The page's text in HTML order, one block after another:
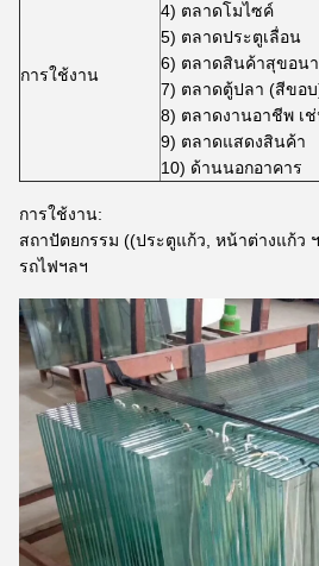
การใช้งาน
4) ตลาดโมไซค์
5) ตลาดประตูเลื่อน
6) ตลาดสินค้าสุขอน
7) ตลาดตู้ปลา (สีขอ
8) ตลาดงานอาชีพ เ
9) ตลาดแสดงสินค้า
10) ด้านนอกอาคาร
การใช้งาน:
สถาปัตยกรรม ((ประตูแก้ว, หน้าต่างแก้ว
รถไฟฯลฯ